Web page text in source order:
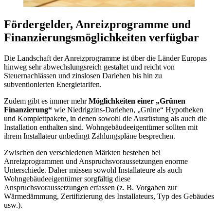
Fördergelder, Anreizprogramme und
Finanzierungsmöglichkeiten verfügbar
Die Landschaft der Anreizprogramme ist über die Länder Europas
hinweg sehr abwechslungsreich gestaltet und reicht von
Steuernachlässen und zinslosen Darlehen bis hin zu
subventionierten Energietarifen.
Zudem gibt es immer mehrMöglichkeiten einer „Grünen
Finanzierung“ wie Niedrigzins-Darlehen, „Grüne“ Hypotheken
und Komplettpakete, in denen sowohl die Ausrüstung als auch die
Installation enthalten sind. Wohngebäudeeigentümer sollten mit
ihrem Installateur unbedingt Zahlungspläne besprechen.
Zwischen den verschiedenen Märkten bestehen bei
Anreizprogrammen und Anspruchsvoraussetzungen enorme
Unterschiede. Daher müssen sowohl Installateure als auch
Wohngebäudeeigentümer sorgfältig diese
Anspruchsvoraussetzungen erfassen (z. B. Vorgaben zur
Wärmedämmung, Zertifizierung des Installateurs, Typ des Gebäudes
usw.).